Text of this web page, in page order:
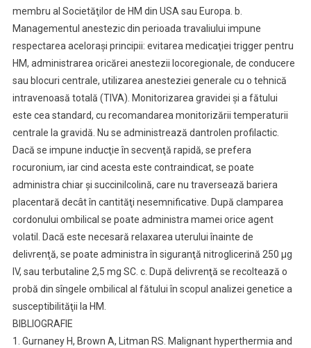
membru al Societăţilor de HM din USA sau Europa. b.
Managementul anestezic din perioada travaliului impune
respectarea aceloraşi principii: evitarea medicaţiei trigger pentru
HM, administrarea oricărei anestezii locoregionale, de conducere
sau blocuri centrale, utilizarea anesteziei generale cu o tehnică
intravenoasă totală (TIVA). Monitorizarea gravidei şi a fătului
este cea standard, cu recomandarea monitorizării temperaturii
centrale la gravidă. Nu se administrează dantrolen profilactic.
Dacă se impune inducţie în secvenţă rapidă, se prefera
rocuronium, iar cind acesta este contraindicat, se poate
administra chiar şi succinilcolină, care nu traversează bariera
placentară decât în cantităţi nesemnificative. După clamparea
cordonului ombilical se poate administra mamei orice agent
volatil. Dacă este necesară relaxarea uterului înainte de
delivrenţă, se poate administra în siguranţă nitroglicerină 250 μg
IV, sau terbutaline 2,5 mg SC. c. După delivrenţă se recoltează o
probă din sîngele ombilical al fătului în scopul analizei genetice a
susceptibilităţii la HM.
BIBLIOGRAFIE
1. Gurnaney H, Brown A, Litman RS. Malignant hyperthermia and